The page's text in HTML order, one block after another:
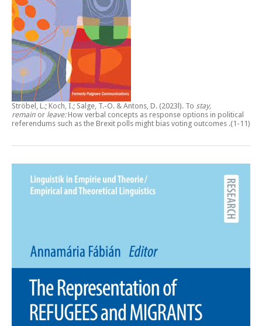
Ströbel, L.; Koch, I.; Salge, T.-O. & Antons, D. (2023l). To stay,
remain or leave:How verbal concepts as response options in political
referendums such as the Brexit polls might bias voting outcomes .(1-11)